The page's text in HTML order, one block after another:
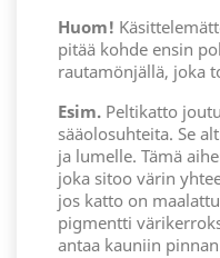
Huom!
pitää kohde ensin
rautamönjällä, joka
Esim. Peltikatto
sääolosuhteita. Se
ja lumelle. Tämä
joka sitoo värin
jos katto on
pigmentti
antaa kauniin